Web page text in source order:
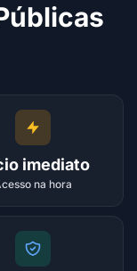
imediato
na hora